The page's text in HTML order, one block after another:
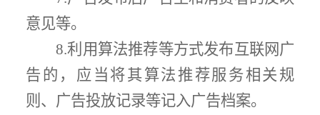
意见等。
8.利用算法推荐等方式发布互联网广
告的，应当将其算法推荐服务相关规
则、广告投放记录等记入广告档案。